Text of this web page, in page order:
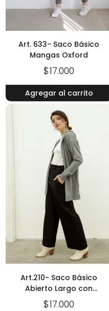
Art. 633- Saco Básico
Mangas Oxford
$17.000
Agregar al carrito
Art.210- Saco Básico
Abierto Largo con
Capucha y Bolsillo
$17.000